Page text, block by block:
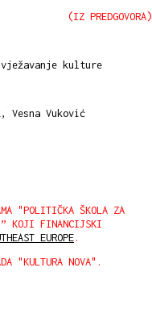
(IZ PREDGOVORA)
kulture
Vesna Vuković
"POLITIČKA ŠKOLA ZA
KOJI FINANCIJSKI
EUROPE.
"KULTURA NOVA".